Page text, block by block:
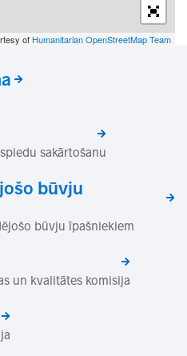
of Humanitarian OpenStreetMap Team
sakārtošanu
būvju
būvju īpašniekiem
un kvalitātes komisija